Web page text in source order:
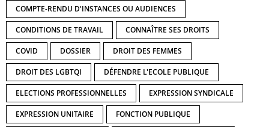
COMPTE-RENDU D'INSTANCES OU AUDIENCES
CONDITIONS DE TRAVAIL CONNAÎTRE SES DROITS
COVID DOSSIER DROIT DES FEMMES
DROIT DES LGBTQI DÉFENDRE L'ECOLE PUBLIQUE
ELECTIONS PROFESSIONNELLES EXPRESSION SYNDICALE
EXPRESSION UNITAIRE FONCTION PUBLIQUE